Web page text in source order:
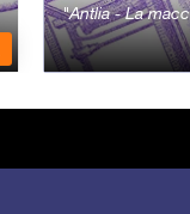
Antlia - La